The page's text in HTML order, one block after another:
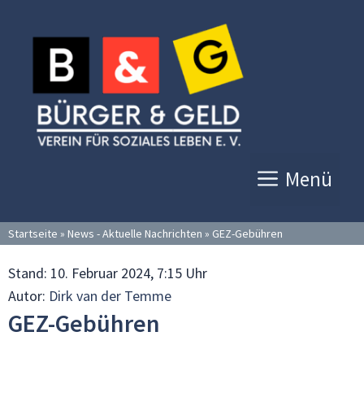
Inhalt
springen
Menü
Startseite » News - Aktuelle Nachrichten » GEZ-Gebühren
Stand: 10. Februar 2024, 7:15 Uhr
Autor: Dirk van der Temme
GEZ-Gebühren